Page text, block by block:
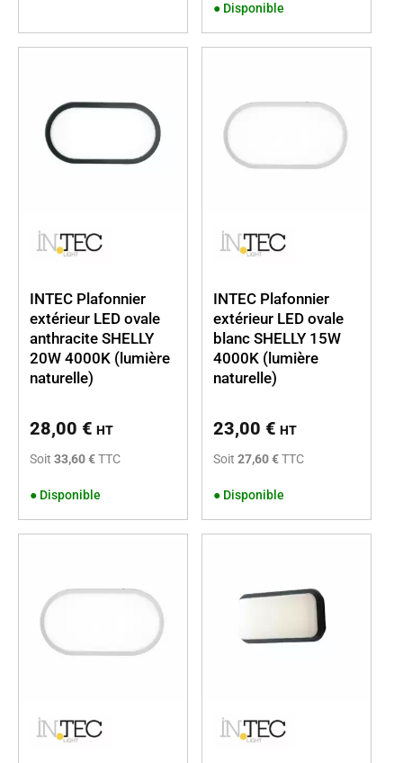
● Disponible
INTEC Plafonnier
extérieur LED ovale
anthracite SHELLY
20W 4000K (lumière
naturelle)
28,00 € HT
Soit 33,60 €TTC
● Disponible
INTEC Plafonnier
extérieur LED ovale
blanc SHELLY 15W
4000K (lumière
naturelle)
23,00 € HT
Soit 27,60 €TTC
● Disponible